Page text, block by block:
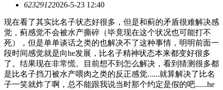
62329122026-5-23 12:40
现在看了其实比名子状态好很多，但是和蓟的矛盾很难解决感
觉，蓟感觉不会被水产撕碎（毕竟现在这个状况也可能打不
死），但是单单谈话之类的也解决不了这种事情，明明前面一
段时间感觉就是向he发展，比名子精神状态本来都变好很多
了。结果现在非常慌。目前想不到怎么解决，看到猜测很多都
是比名子挡刀被水产喂肉之类的反正感觉......就算解决了比名
子一笑就炸了啊，总不能跟我说当时那个约定是假的吧......he